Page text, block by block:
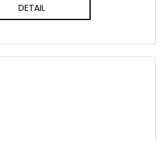
DETAIL